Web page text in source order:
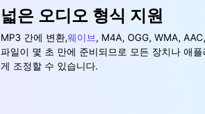
넓은 오디오 형식 지원
MP3 간에 변환,웨이브 , M4A, OGG, WMA,
파일이 몇 초 만에 준비되므로 모든 장치나 애
게 조정할 수 있습니다.